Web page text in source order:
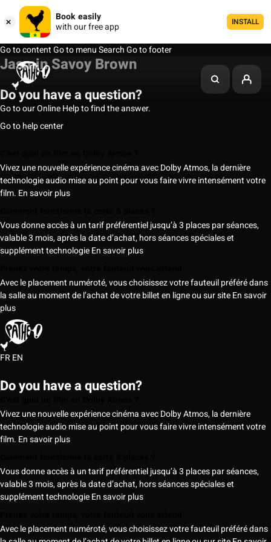
Book easily
with our free app
INSTALL
Go to contentGo to menuSearchGo to footer
Jasmin Savoy Brown
Do you have a question?
Go to our Online Help to find the answer.
Go to help center
Vivez une nouvelle expérience cinéma avec Dolby Atmos, la dernière
technologie audio mise au point pour vous faire vivre intensément votre
film. En savoir plus
Vous donne accès à un tarif préférentiel jusqu’à 3 places par séances,
valable 3 mois, après la date d’achat, hors séances spéciales et
supplément technologieEn savoir plus
Avec le placement numéroté, vous choisissez votre fauteuil préféré dans
la salle au moment de l’achat de votre billet en ligne ou sur siteEn savoir
plus
FREN
Do you have a question?
Vivez une nouvelle expérience cinéma avec Dolby Atmos, la dernière
technologie audio mise au point pour vous faire vivre intensément votre
film. En savoir plus
Vous donne accès à un tarif préférentiel jusqu’à 3 places par séances,
valable 3 mois, après la date d’achat, hors séances spéciales et
supplément technologieEn savoir plus
Avec le placement numéroté, vous choisissez votre fauteuil préféré dans